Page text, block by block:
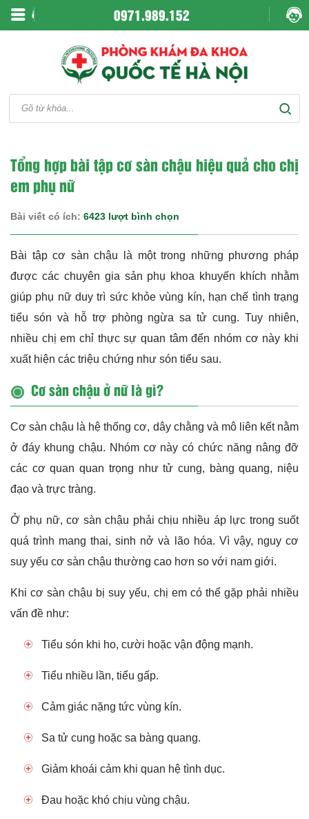
0971.989.152
Tổng hợp bài tập cơ sàn chậu hiệu quả cho chị
em phụ nữ
Bài viết có ích: 6423 lượt bình chọn
Bài tập cơ sàn chậu là một trong những phương pháp
được các chuyên gia sản phụ khoa khuyến khích nhằm
giúp phụ nữ duy trì sức khỏe vùng kín, hạn chế tình trạng
tiểu són và hỗ trợ phòng ngừa sa tử cung. Tuy nhiên,
nhiều chị em chỉ thực sự quan tâm đến nhóm cơ này khi
xuất hiện các triệu chứng như són tiểu sau.
Cơ sàn chậu ở nữ là gì?
Cơ sàn chậu là hệ thống cơ, dây chằng và mô liên kết nằm
ở đáy khung chậu. Nhóm cơ này có chức năng nâng đỡ
các cơ quan quan trọng như tử cung, bàng quang, niệu
đạo và trực tràng.
Ở phụ nữ, cơ sàn chậu phải chịu nhiều áp lực trong suốt
quá trình mang thai, sinh nở và lão hóa. Vì vậy, nguy cơ
suy yếu cơ sàn chậu thường cao hơn so với nam giới.
Khi cơ sàn chậu bị suy yếu, chị em có thể gặp phải nhiều
vấn đề như:
Tiểu són khi ho, cười hoặc vận động mạnh.
Tiểu nhiều lần, tiểu gấp.
Cảm giác nặng tức vùng kín.
Sa tử cung hoặc sa bàng quang.
Giảm khoái cảm khi quan hệ tình dục.
Đau hoặc khó chịu vùng chậu.